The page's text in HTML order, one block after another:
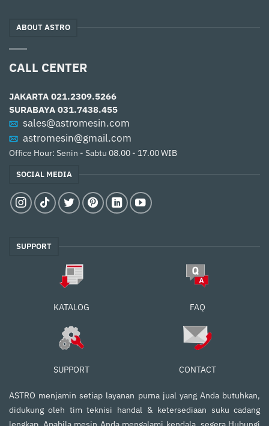
ABOUT ASTRO
CALL CENTER
JAKARTA 021.2309.5266
SURABAYA 031.7438.455
sales@astromesin.com
astromesin@gmail.com
Office Hour: Senin - Sabtu 08.00 - 17.00 WIB
SOCIAL MEDIA
SUPPORT
KATALOG FAQ
SUPPORT CONTACT
ASTRO menjamin setiap layanan purna jual yang Anda butuhkan,
didukung oleh tim teknisi handal & ketersediaan suku cadang